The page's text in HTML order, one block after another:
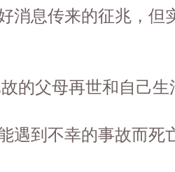
息传来的征兆，但
父母再世和自己生
到不幸的事故而死